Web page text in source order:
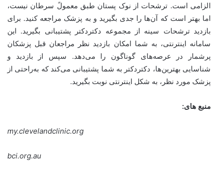
الزامی است. ترشحات از نوک پستان طبق معمولً سرطان نیست،
اما بهتر است که آن‌ها را جدی بگیرید و به پزشک مراجعه کنید. برای
بازدید ترشحات سینه از مجموعه دکتردکتر پشتیبانی بگیرید. این
سامانه اینترنتی، به شما امکان بازدید نظر مراجعان قبل پزشکان
پرشمار در عرصه‌های گوناگون را می‌دهد. سپس از بازدید و
شناسایی بهترین‌ها، دکتردکتر به شما پشتیبانی می‌کند که به‌راحتی از
پزشک مورد نظر، به شکل اینترنتی نوبت بگیرید.
منبع های:
my.clevelandclinic.org
bci.org.au